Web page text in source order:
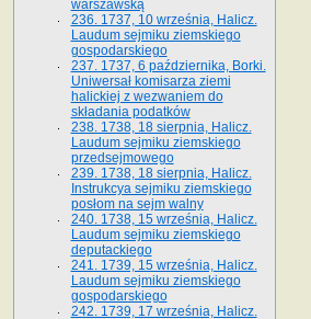
warszawską
236. 1737, 10 września, Halicz.
Laudum sejmiku ziemskiego
gospodarskiego
237. 1737, 6 października, Borki.
Uniwersał komisarza ziemi
halickiej z wezwaniem do
składania podatków
238. 1738, 18 sierpnia, Halicz.
Laudum sejmiku ziemskiego
przedsejmowego
239. 1738, 18 sierpnia, Halicz.
Instrukcya sejmiku ziemskiego
posłom na sejm walny
240. 1738, 15 września, Halicz.
Laudum sejmiku ziemskiego
deputackiego
241. 1739, 15 września, Halicz.
Laudum sejmiku ziemskiego
gospodarskiego
242. 1739, 17 września, Halicz.